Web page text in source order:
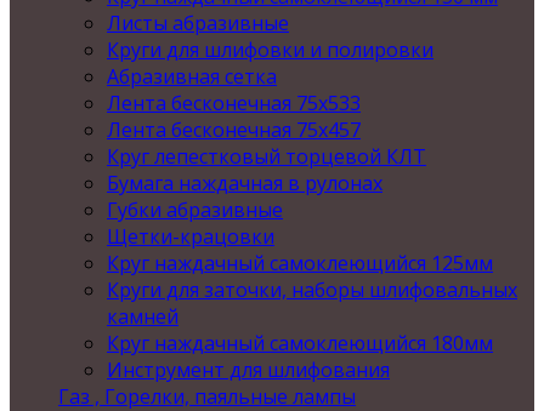
Листы абразивные
Круги для шлифовки и полировки
Абразивная сетка
Лента бесконечная 75х533
Лента бесконечная 75х457
Круг лепестковый торцевой КЛТ
Бумага наждачная в рулонах
Губки абразивные
Щетки-крацовки
Круг наждачный самоклеющийся 125мм
Круги для заточки, наборы шлифовальных
камней
Круг наждачный самоклеющийся 180мм
Инструмент для шлифования
Газ , Горелки, паяльные лампы